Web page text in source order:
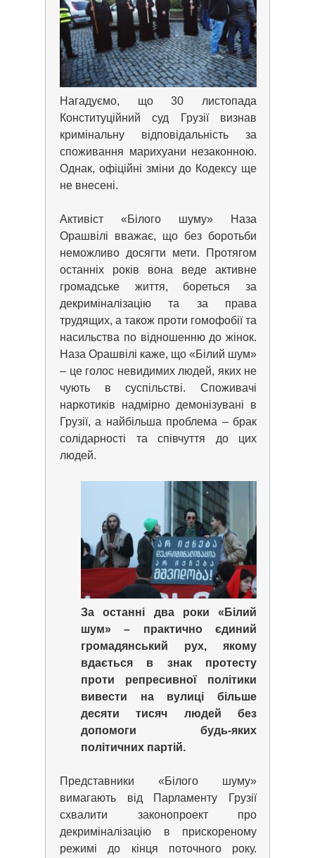
Нагадуємо, що 30 листопада
Конституційний суд Грузії визнав
кримінальну відповідальність за
споживання марихуани незаконною.
Однак, офіційні зміни до Кодексу ще
не внесені.
Активіст «Білого шуму» Наза
Орашвілі вважає, що без боротьби
неможливо досягти мети. Протягом
останніх років вона веде активне
громадське життя, бореться за
декриміналізацію та за права
трудящих, а також проти гомофобії та
насильства по відношенню до жінок.
Наза Орашвілі каже, що «Білий шум»
– це голос невидимих ​​людей, яких не
чують в суспільстві. Споживачі
наркотиків надмірно демонізувані в
Грузії, а найбільша проблема – брак
солідарності та співчуття до цих
людей.
За останні два роки «Білий
шум» – практично єдиний
громадянський рух, якому
вдається в знак протесту
проти репресивної політики
вивести на вулиці більше
десяти тисяч людей без
допомоги будь-яких
політичних партій.
Представники «Білого шуму»
вимагають від Парламенту Грузії
схвалити законопроект про
декриміналізацію в прискореному
режимі до кінця поточного року.